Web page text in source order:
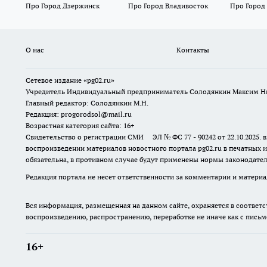
Про Город Дзержинск Про Город Владивосток Про Город
О нас Контакты
Сетевое издание «pg02.ru»
Учредитель Индивидуальный предприниматель Солодянкин Максим
Главный редактор: Солодянкин М.Н.
Редакция: progorodsol@mail.ru
Возрастная категория сайта: 16+
Свидетельство о регистрации СМИ ЭЛ № ФС 77 - 90242 от
воспроизведении материалов новостного портала pg02.ru в
обязательна, в противном случае будут применены нормы
Редакция портала не несет ответственности за комментарии и
Вся информация, размещенная на данном сайте, охраняется в
воспроизведению, распространению, переработке не иначе как с
16+